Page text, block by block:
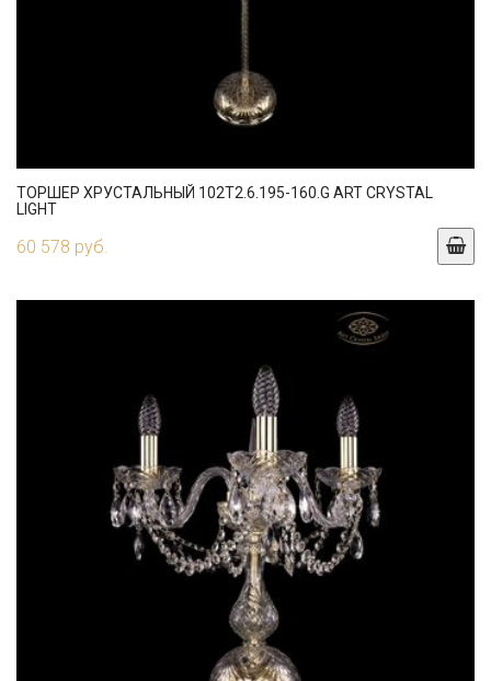
ТОРШЕР ХРУСТАЛЬНЫЙ 102T2.6.195-160.G ART CRYSTAL
LIGHT
60 578 руб.